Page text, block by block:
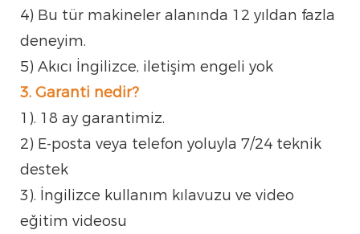
4) Bu tür makineler alanında 12 yıldan fazla
deneyim.
5) Akıcı İngilizce, iletişim engeli yok
3. Garanti nedir?
1). 18 ay garantimiz.
2) E-posta veya telefon yoluyla 7/24 teknik
destek
3). İngilizce kullanım kılavuzu ve video
eğitim videosu